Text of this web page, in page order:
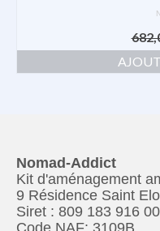
Nomad-Addict
Kit d'aménagement
9 Résidence Saint
Siret : 809 183 916
Code NAF: 3109B